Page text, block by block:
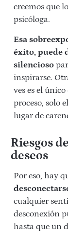
creemos que
psicóloga.
Esa
éxito, puede
silencioso
inspirarse.
ves es el
proceso, solo
lugar de
Riesgos
deseos
Por eso, hay
cualquier
desconexión
hasta que un